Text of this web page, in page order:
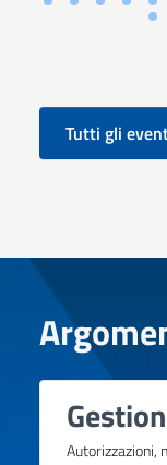
Tutti gli
Autorizzazioni,